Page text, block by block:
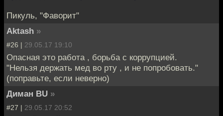
Пикуль, "Фаворит"
Aktash »
#26 | 29.05.17 19:10
Опасная это работа , борьба с коррупцией.
"Нельзя держать мед во рту , и не попробовать."
(поправьте, если неверно)
Диман BU »
#27 | 29.05.17 20:52